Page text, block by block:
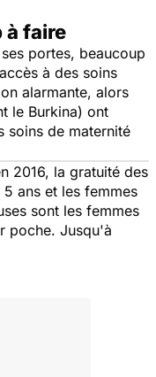
à faire
portes, beaucoup
à des soins
alarmante, alors
le Burkina) ont
soins de maternité
2016, la gratuité des
ans et les femmes
sont les femmes
poche. Jusqu'à